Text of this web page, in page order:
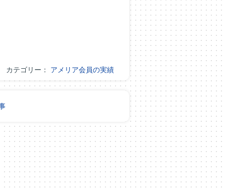
カテゴリー： アメリア会員の実績